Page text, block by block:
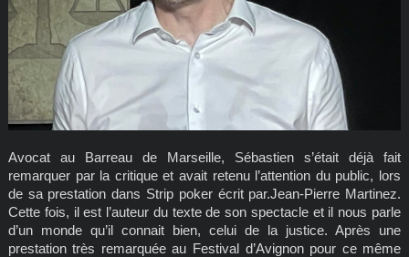
Avocat au Barreau de Marseille, Sébastien s’était déjà fait
remarquer par la critique et avait retenu l’attention du public, lors
de sa prestation dans Strip poker écrit par.Jean-Pierre Martinez.
Cette fois, il est l’auteur du texte de son spectacle et il nous parle
d’un monde qu’il connait bien, celui de la justice. Après une
prestation très remarquée au Festival d’Avignon pour ce même